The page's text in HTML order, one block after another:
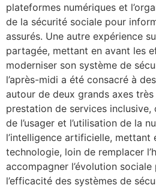
plateformes numériques et
de la sécurité sociale pour
assurés. Une autre expérience
partagée, mettant en avant les
moderniser son système de
l’après-midi a été consacré à
autour de deux grands axes
prestation de services inclusive,
de l’usager et l’utilisation de la
l’intelligence artificielle, mettant
technologie, loin de remplacer
accompagner l’évolution
l’efficacité des systèmes de